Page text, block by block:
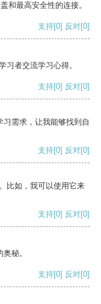
和最高安全性的连接。
支持[0] 反对[0]
习者交流学习心得。
支持[0] 反对[0]
需求，让我能够找到自
支持[0] 反对[0]
比如，我可以使用它来
支持[0] 反对[0]
秘。
支持[0] 反对[0]